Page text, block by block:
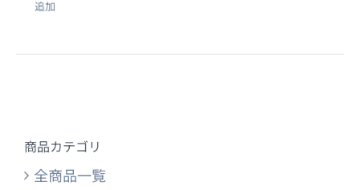
追加
商品カテゴリ
全商品一覧